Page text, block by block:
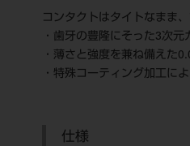
コンタクトはタイトなまま
・歯牙の豊隆にそった3次元
・薄さと強度を兼ね備えた
・特殊コーティング加工に
仕様